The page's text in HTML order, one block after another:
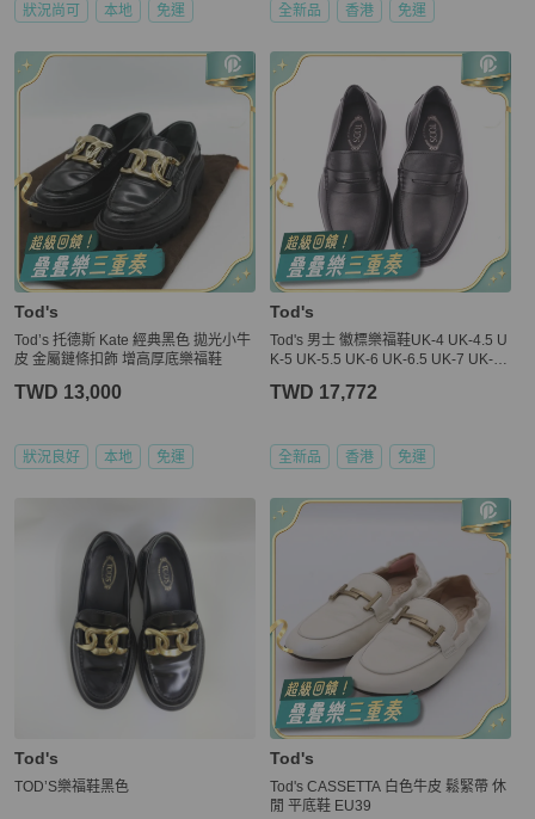
狀況尚可 本地 免運 全新品 香港 免運
Tod's
Tod’s 托德斯 Kate 經典黑色 拋光小牛
皮 金屬鏈條扣飾 增高厚底樂福鞋
TWD 13,000
狀況良好 本地 免運
Tod's
Tod's 男士 徽標樂福鞋UK-4 UK-4.5 U
K-5 UK-5.5 UK-6 UK-6.5 UK-7 UK-7.
K-10.5 UK-11 UK-11.5 UK-12 UK-12.
TWD 17,772
全新品 香港 免運
Tod's
TOD’S樂福鞋黑色
Tod's
Tod's CASSETTA 白色牛皮 鬆緊帶 休
閒 平底鞋 EU39